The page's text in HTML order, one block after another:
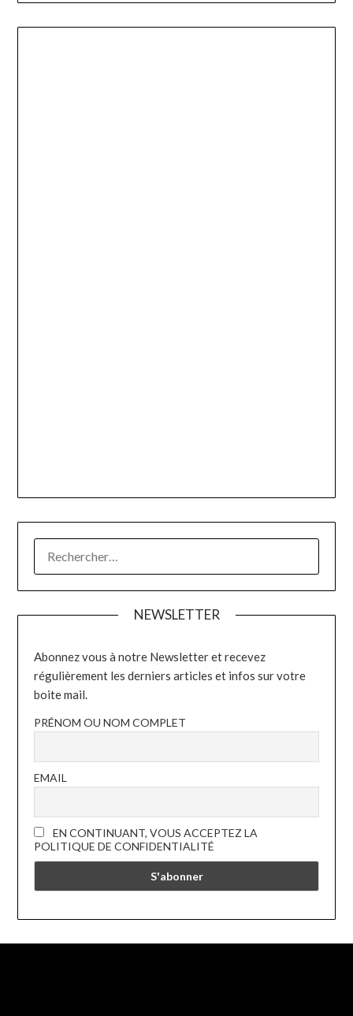
NEWSLETTER
Abonnez vous à notre Newsletter et recevez
régulièrement les derniers articles et infos sur votre
boite mail.
PRÉNOM OU NOM COMPLET
EMAIL
EN CONTINUANT, VOUS ACCEPTEZ LA
POLITIQUE DE CONFIDENTIALITÉ